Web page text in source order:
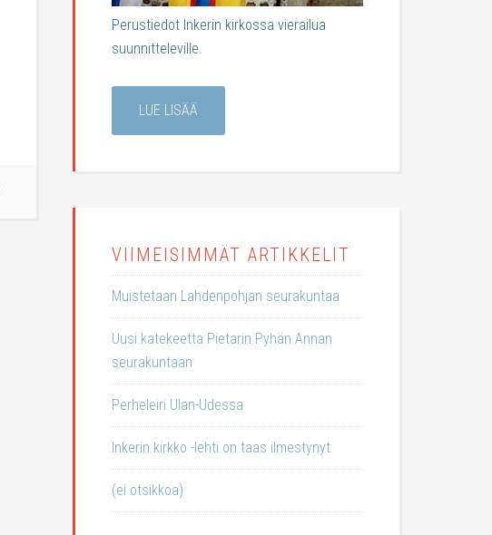
Perustiedot Inkerin kirkossa vierailua
suunnitteleville.
LUE LISÄÄ
VIIMEISIMMÄT ARTIKKELIT
Muistetaan Lahdenpohjan seurakuntaa
Uusi katekeetta Pietarin Pyhän Annan
seurakuntaan
Perheleiri Ulan-Udessa
Inkerin kirkko -lehti on taas ilmestynyt
(ei otsikkoa)